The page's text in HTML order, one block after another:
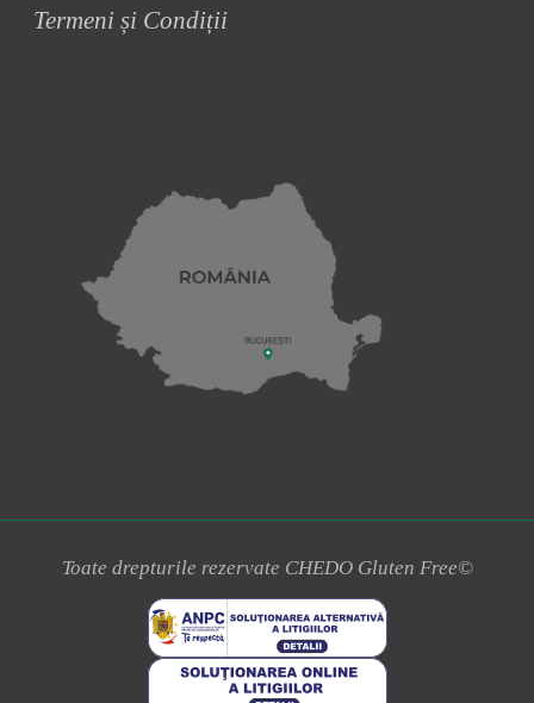
Termeni și Condiții
Toate drepturile rezervate CHEDO Gluten Free©